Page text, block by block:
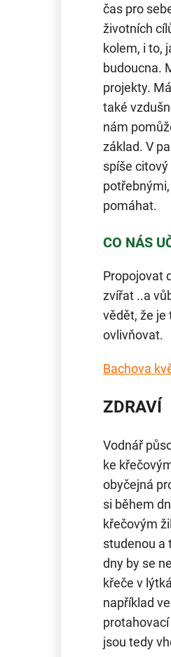
čas pro
životních
kolem, i to,
budoucna.
projekty.
také
nám
základ. V
spíše
pomáhat.
CO NÁS
Propojovat
zvířat ..a
vědět, že je
ovlivňovat.
Bachova
ZDRAVÍ
Vodnář
ke
obyčejná
si během
křečovým
studenou a
dny by se
křeče v
například
jsou tedy